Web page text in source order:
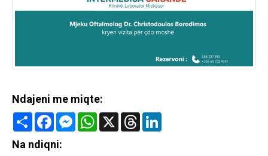
Ndajeni me miqte:
Share FacebookMessenger
WhatsApp
X Threads
Na ndiqni: